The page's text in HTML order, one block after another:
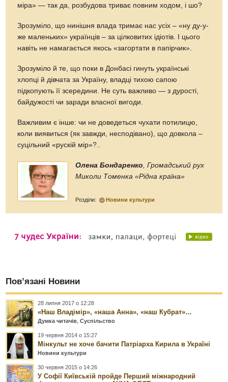
міра» — так да, розбудова триває повним ходом, і шо?
Зрозуміло, що нинішня влада тримає нас усіх – «ну ду-у-
же маленьких» українців – за цілковитих ідіотів. І цього
навіть не намагається якось «загортати в папірчик».
Зрозуміло й те, що поки в Донбасі гинуть українські
хлопці й дівчата за Україну, владці тихою сапою
підкопують її зсередини. Не суть важливо — з дурості,
байдужості чи заради власної вигоди.
Важливим є інше: чи не доведеться чухати потилицю,
коли виявиться (як завжди, несподівано), що довкола –
суцільний «рускій мір»?..
Олена Бондаренко , Громадський рух
Миколи Томенка «Рідна країна»
Розділи: Новини культури
Пов’язані Новини
28 липня 2017 о 12:28
«Наш Владімір», «наша Анна», «наш Кубрат»…
Думка читачів ,Суспільство
19 червня 2014 о 15:27
Мінкульт не хоче бачити Патріарха Кирила в Україні
Новини культури
30 червня 2015 о 14:26
У Софії Київській пройде Перший міжнародний